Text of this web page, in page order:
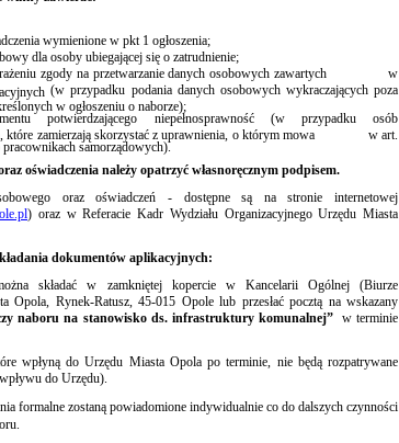
wymienione w pkt 1 ogłoszenia;
dla osoby ubiegającej się o zatrudnienie;
zgody na przetwarzanie danych osobowych zawartych w
(w przypadku podania danych osobowych wykraczających poza
w ogłoszeniu o naborze);
potwierdzającego niepełnosprawność (w przypadku osób
które zamierzają skorzystać z uprawnienia, o którym mowa w art.
pracownikach samorządowych).
oświadczenia należy opatrzyć własnoręcznym podpisem.
oraz oświadczeń - dostępne są na stronie internetowej
) oraz w Referacie Kadr Wydziału Organizacyjnego Urzędu Miasta
dokumentów aplikacyjnych:
składać w zamkniętej kopercie w Kancelarii Ogólnej (Biurze
Opola, Rynek-Ratusz, 45-015 Opolelub przesłać pocztą na wskazany
naboru na stanowisko ds. infrastruktury komunalnej”w terminie
wpłyną do Urzędu Miasta Opola po terminie, nie będą rozpatrywane
do Urzędu).
formalne zostaną powiadomione indywidualnie co do dalszych czynności